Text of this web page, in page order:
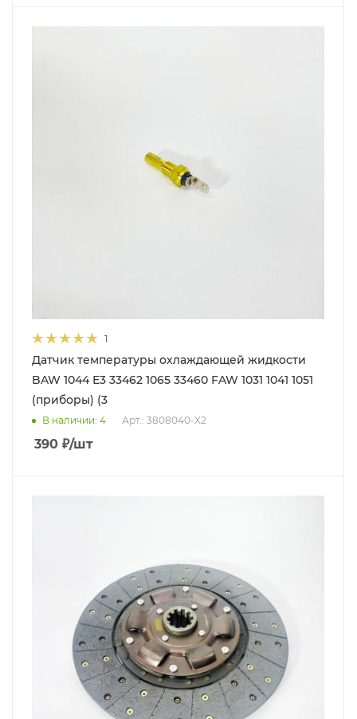
1
Датчик температуры охлаждающей жидкости
BAW 1044 Е3 33462 1065 33460 FAW 1031 1041 1051
(приборы) (3
В наличии: 4 Арт.: 3808040-X2
390 ₽/шт